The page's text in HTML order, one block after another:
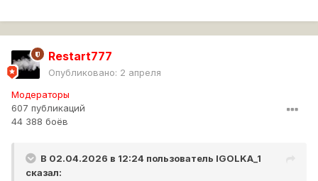
Restart777
Опубликовано: 2 апреля
Модераторы
607 публикаций
44 388 боёв
В 02.04.2026 в 12:24 пользователь IGOLKA_1
сказал: